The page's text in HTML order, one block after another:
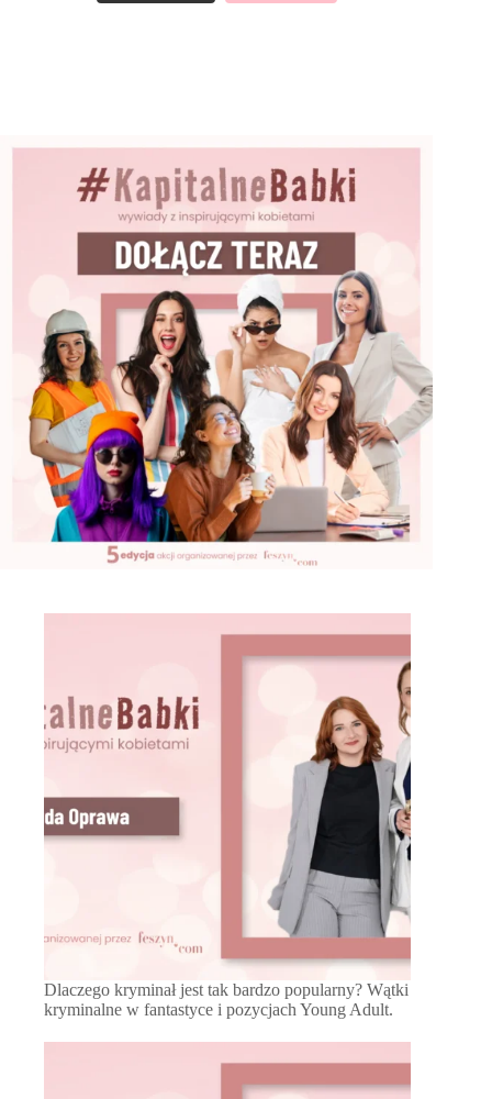
Dlaczego kryminał jest tak bardzo popularny? Wątki
kryminalne w fantastyce i pozycjach Young Adult.